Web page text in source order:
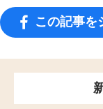
この記事を